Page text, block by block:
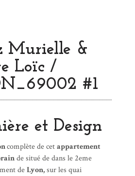
Murielle &
Loïc /
#1
et Design
complète de cetappartement
de situé de dans le 2eme
deLyon,sur les quai